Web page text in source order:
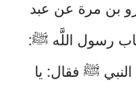
بن مرة عن عبد
رسول اللَّه ﷺ:
النبي ﷺ فقال: يا